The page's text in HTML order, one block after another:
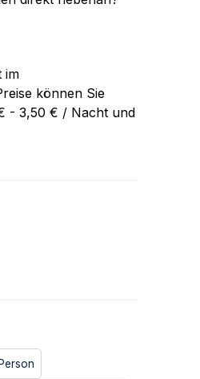
im
können Sie
- 3,50 € / Nacht und